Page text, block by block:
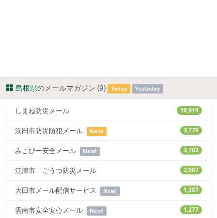
島根県のメールマガジン (9) Today Yestaday
10,919
しまね防災メール
3,779
浜田市防災防犯メール New!
3,702
みこぴー安全メール New!
2,087
江津市 ごうつ防災メール
1,387
大田市メール配信サービス New!
1,277
雲南市安全安心メール New!